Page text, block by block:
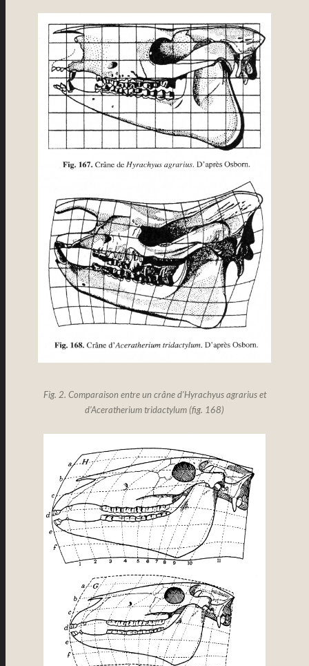
Fig. 2. Comparaison entre un crâne d’Hyrachyus agrariuset
d’Aceratherium tridactylum (fig. 168)